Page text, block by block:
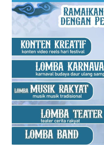
WN
BENGKULU
WN
LAMPUNG
WN
JATENG
WN
NUSANTARA